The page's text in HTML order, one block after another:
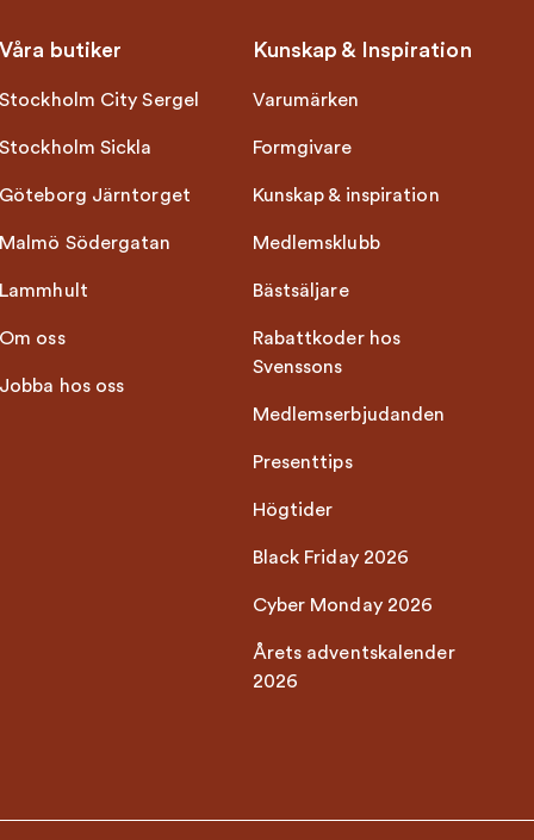
Våra butiker
Stockholm City Sergel
Stockholm Sickla
Göteborg Järntorget
Malmö Södergatan
Lammhult
Om oss
Jobba hos oss
Kunskap & Inspiration
Varumärken
Formgivare
Kunskap & inspiration
Medlemsklubb
Bästsäljare
Rabattkoder hos
Svenssons
Medlemserbjudanden
Presenttips
Högtider
Black Friday 2026
Cyber Monday 2026
Årets adventskalender
2026